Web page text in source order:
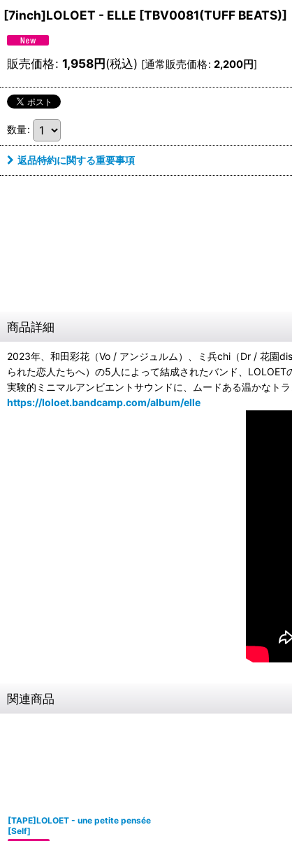
[7inch]LOLOET - ELLE [TBV0081(TUFF BEATS)]
販売価格: 1,958円(税込) [通常販売価格: 2,200円]
数量:
返品特約に関する重要事項
商品詳細
2023年、和田彩花（Vo / アンジュルム）、ミ兵chi（Dr / 花園
られた恋人たちへ）の5人によって結成されたバンド、LOLOET
実験的ミニマルアンビエントサウンドに、ムードある温かなト
https://loloet.bandcamp.com/album/elle
関連商品
[TAPE]LOLOET - une petite pensée
[Self]